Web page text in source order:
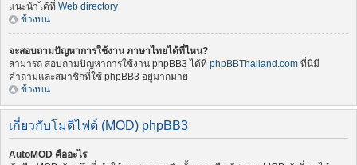
แนะนำได้ที่ Web directory
ข้างบน
จะสอบถามปัญหาการใช้งาน ภาษาไทยได้ที่ไหน?
สามารถ สอบถามปัญหาการใช้งาน phpBB3 ได้ที่ phpBBThailand.com ที่นี่มี
คำถามและสมาชิกที่ใช้ phpBB3 อยู่มากมาย
ข้างบน
เกี่ยวกับโมดิไฟด์ (MOD) phpBB3
AutoMOD คืออะไร